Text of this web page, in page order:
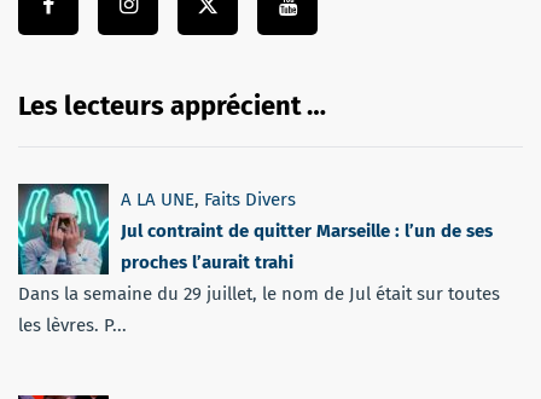
Les lecteurs apprécient …
A LA UNE, Faits Divers
Jul contraint de quitter Marseille : l’un de ses
proches l’aurait trahi
Dans la semaine du 29 juillet, le nom de Jul était sur toutes
les lèvres. P...